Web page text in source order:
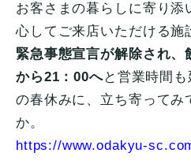
お客さまの暮らしに寄り添
心してご来店いただける施
緊急事態宣言が解除され、
から21：00へと営業時間
の春休みに、立ち寄ってみ
か。
https://www.odakyu-